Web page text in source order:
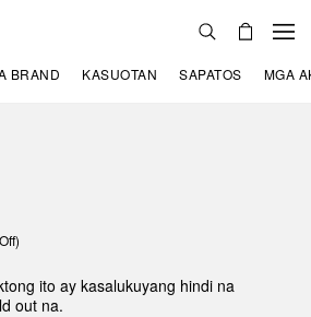
BRAND KASUOTAN SAPATOS MGA
ito ay kasalukuyang hindi na
out na.